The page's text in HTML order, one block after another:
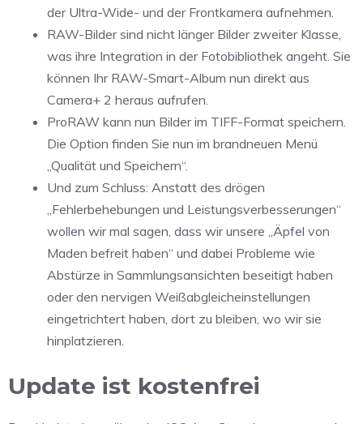
der Ultra-Wide- und der Frontkamera aufnehmen.
RAW-Bilder sind nicht länger Bilder zweiter Klasse,
was ihre Integration in der Fotobibliothek angeht. Sie
können Ihr RAW-Smart-Album nun direkt aus
Camera+ 2 heraus aufrufen.
ProRAW kann nun Bilder im TIFF-Format speichern.
Die Option finden Sie nun im brandneuen Menü
„Qualität und Speichern“.
Und zum Schluss: Anstatt des drögen
„Fehlerbehebungen und Leistungsverbesserungen“
wollen wir mal sagen, dass wir unsere „Äpfel von
Maden befreit haben“ und dabei Probleme wie
Abstürze in Sammlungsansichten beseitigt haben
oder den nervigen Weißabgleicheinstellungen
eingetrichtert haben, dort zu bleiben, wo wir sie
hinplatzieren.
Update ist kostenfrei